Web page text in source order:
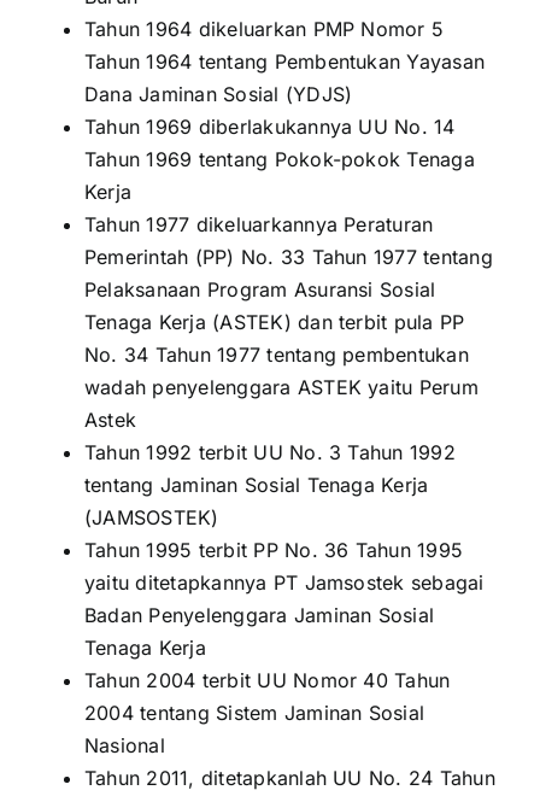
Tahun 1964 dikeluarkan PMP Nomor 5
Tahun 1964 tentang Pembentukan Yayasan
Dana Jaminan Sosial (YDJS)
Tahun 1969 diberlakukannya UU No. 14
Tahun 1969 tentang Pokok-pokok Tenaga
Kerja
Tahun 1977 dikeluarkannya Peraturan
Pemerintah (PP) No. 33 Tahun 1977 tentang
Pelaksanaan Program Asuransi Sosial
Tenaga Kerja (ASTEK) dan terbit pula PP
No. 34 Tahun 1977 tentang pembentukan
wadah penyelenggara ASTEK yaitu Perum
Astek
Tahun 1992 terbit UU No. 3 Tahun 1992
tentang Jaminan Sosial Tenaga Kerja
(JAMSOSTEK)
Tahun 1995 terbit PP No. 36 Tahun 1995
yaitu ditetapkannya PT Jamsostek sebagai
Badan Penyelenggara Jaminan Sosial
Tenaga Kerja
Tahun 2004 terbit UU Nomor 40 Tahun
2004 tentang Sistem Jaminan Sosial
Nasional
Tahun 2011, ditetapkanlah UU No. 24 Tahun